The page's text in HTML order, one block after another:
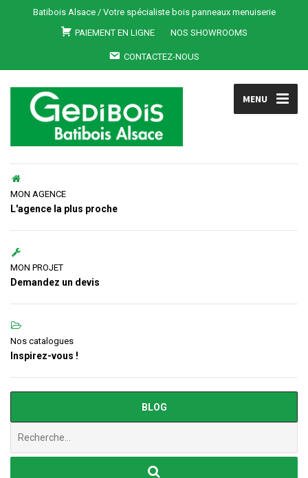
Batibois Alsace / Votre spécialiste bois panneaux menuiserie
PAIEMENT EN LIGNE
NOS SHOWROOMS
CONTACTEZ-NOUS
MENU
MON AGENCE
L'agence la plus proche
MON PROJET
Demandez un devis
Nos catalogues
Inspirez-vous !
BLOG